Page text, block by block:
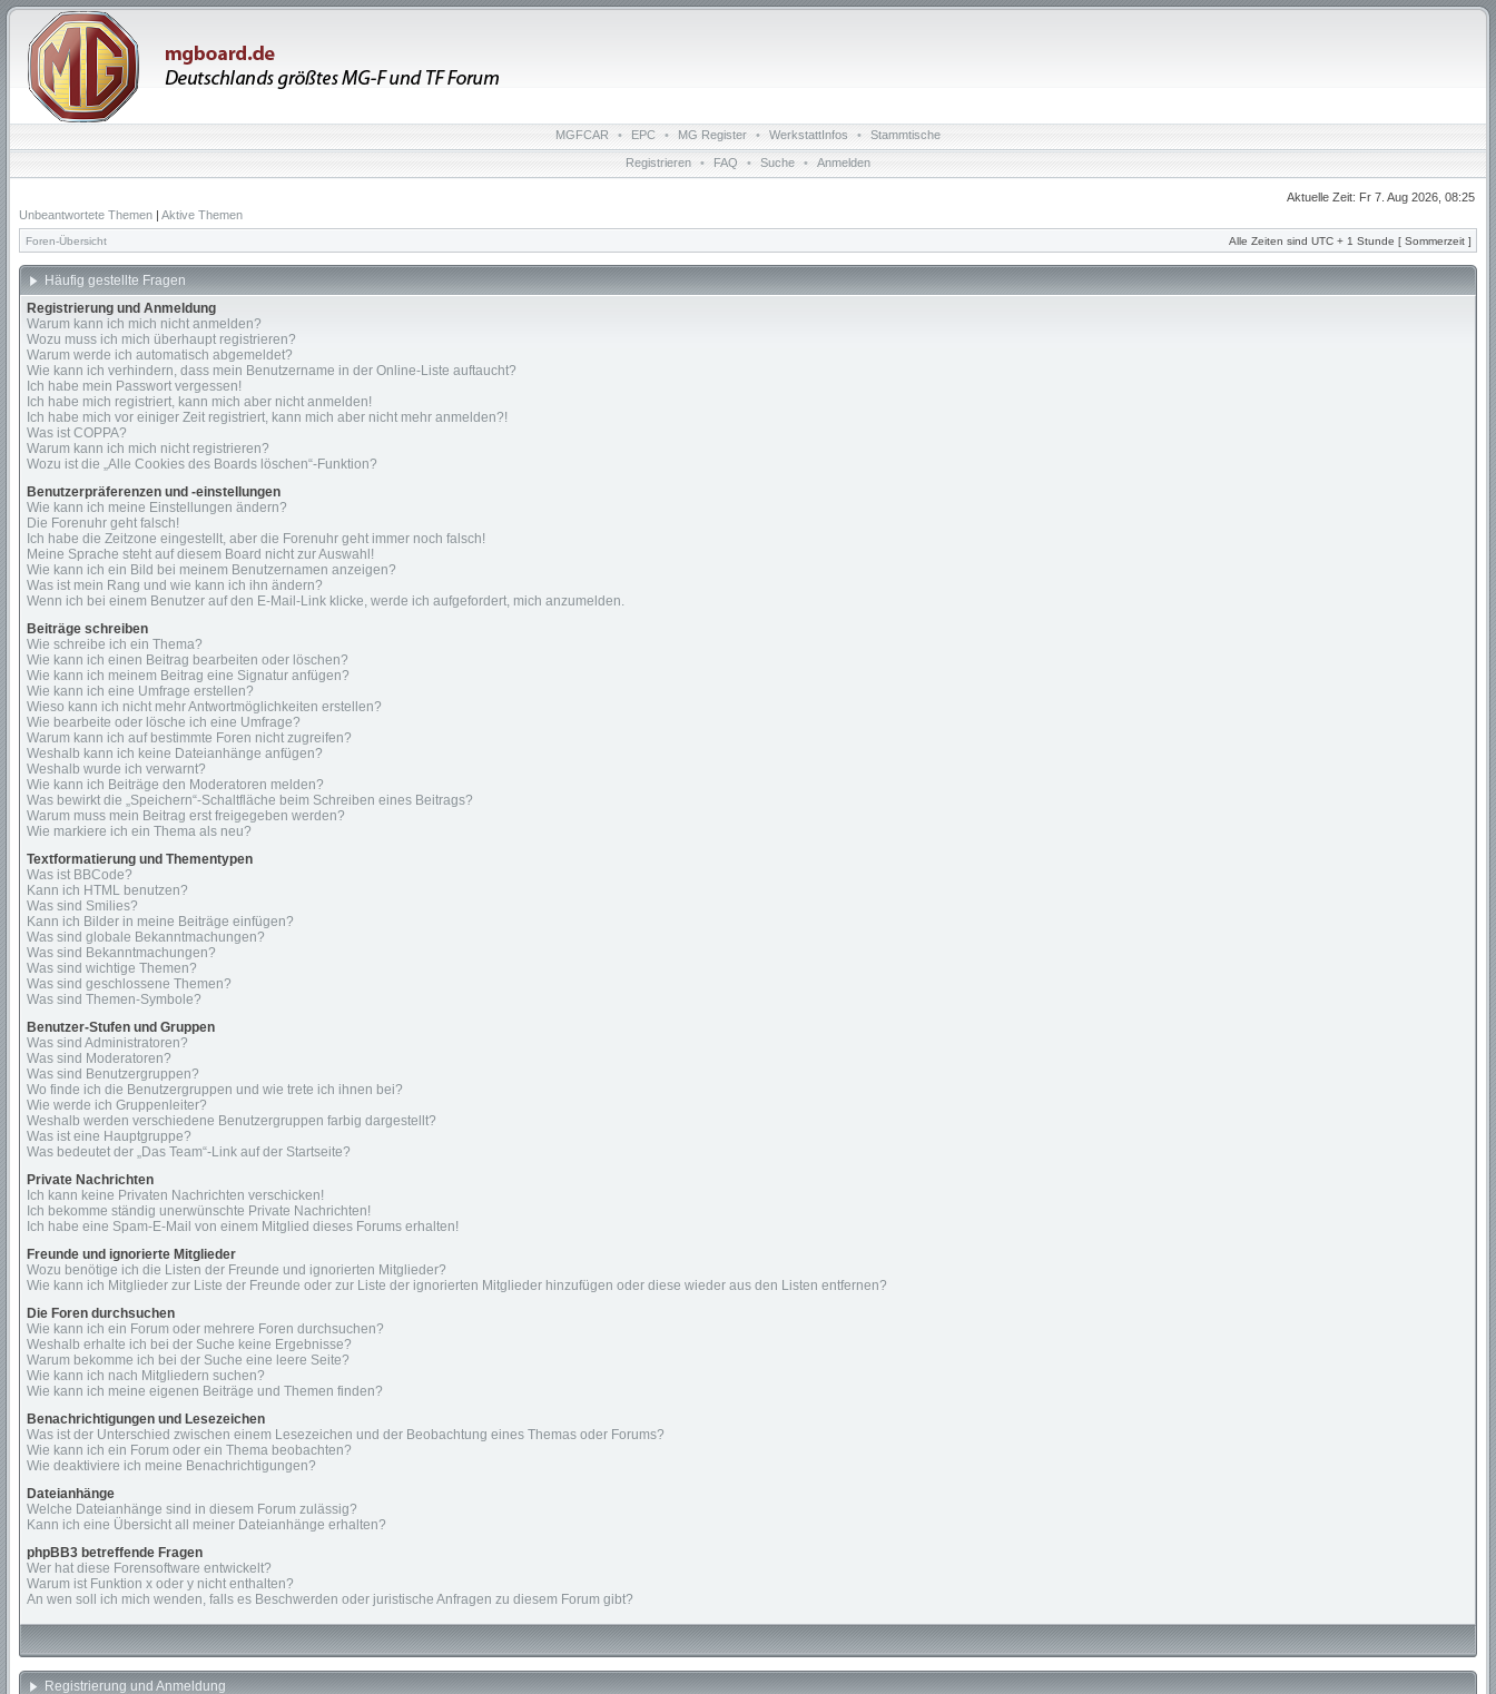
MGFCAR • EPC • MG Register • WerkstattInfos • Stammtische
Registrieren • FAQ • Suche • Anmelden
Aktuelle Zeit: Fr 7. Aug 2026, 08:25
Unbeantwortete Themen | Aktive Themen
Foren-Übersicht Alle Zeiten sind UTC + 1 Stunde [ Sommerzeit ]
Häufig gestellte Fragen
Registrierung und Anmeldung
Warum kann ich mich nicht anmelden?
Wozu muss ich mich überhaupt registrieren?
Warum werde ich automatisch abgemeldet?
Wie kann ich verhindern, dass mein Benutzername in der Online-Liste auftaucht?
Ich habe mein Passwort vergessen!
Ich habe mich registriert, kann mich aber nicht anmelden!
Ich habe mich vor einiger Zeit registriert, kann mich aber nicht mehr anmelden?!
Was ist COPPA?
Warum kann ich mich nicht registrieren?
Wozu ist die „Alle Cookies des Boards löschen“-Funktion?
Benutzerpräferenzen und -einstellungen
Wie kann ich meine Einstellungen ändern?
Die Forenuhr geht falsch!
Ich habe die Zeitzone eingestellt, aber die Forenuhr geht immer noch falsch!
Meine Sprache steht auf diesem Board nicht zur Auswahl!
Wie kann ich ein Bild bei meinem Benutzernamen anzeigen?
Was ist mein Rang und wie kann ich ihn ändern?
Wenn ich bei einem Benutzer auf den E-Mail-Link klicke, werde ich aufgefordert, mich anzumelden.
Beiträge schreiben
Wie schreibe ich ein Thema?
Wie kann ich einen Beitrag bearbeiten oder löschen?
Wie kann ich meinem Beitrag eine Signatur anfügen?
Wie kann ich eine Umfrage erstellen?
Wieso kann ich nicht mehr Antwortmöglichkeiten erstellen?
Wie bearbeite oder lösche ich eine Umfrage?
Warum kann ich auf bestimmte Foren nicht zugreifen?
Weshalb kann ich keine Dateianhänge anfügen?
Weshalb wurde ich verwarnt?
Wie kann ich Beiträge den Moderatoren melden?
Was bewirkt die „Speichern“-Schaltfläche beim Schreiben eines Beitrags?
Warum muss mein Beitrag erst freigegeben werden?
Wie markiere ich ein Thema als neu?
Textformatierung und Thementypen
Was ist BBCode?
Kann ich HTML benutzen?
Was sind Smilies?
Kann ich Bilder in meine Beiträge einfügen?
Was sind globale Bekanntmachungen?
Was sind Bekanntmachungen?
Was sind wichtige Themen?
Was sind geschlossene Themen?
Was sind Themen-Symbole?
Benutzer-Stufen und Gruppen
Was sind Administratoren?
Was sind Moderatoren?
Was sind Benutzergruppen?
Wo finde ich die Benutzergruppen und wie trete ich ihnen bei?
Wie werde ich Gruppenleiter?
Weshalb werden verschiedene Benutzergruppen farbig dargestellt?
Was ist eine Hauptgruppe?
Was bedeutet der „Das Team“-Link auf der Startseite?
Private Nachrichten
Ich kann keine Privaten Nachrichten verschicken!
Ich bekomme ständig unerwünschte Private Nachrichten!
Ich habe eine Spam-E-Mail von einem Mitglied dieses Forums erhalten!
Freunde und ignorierte Mitglieder
Wozu benötige ich die Listen der Freunde und ignorierten Mitglieder?
Wie kann ich Mitglieder zur Liste der Freunde oder zur Liste der ignorierten Mitglieder hinzufügen oder diese wieder aus den Listen entfernen?
Die Foren durchsuchen
Wie kann ich ein Forum oder mehrere Foren durchsuchen?
Weshalb erhalte ich bei der Suche keine Ergebnisse?
Warum bekomme ich bei der Suche eine leere Seite?
Wie kann ich nach Mitgliedern suchen?
Wie kann ich meine eigenen Beiträge und Themen finden?
Benachrichtigungen und Lesezeichen
Was ist der Unterschied zwischen einem Lesezeichen und der Beobachtung eines Themas oder Forums?
Wie kann ich ein Forum oder ein Thema beobachten?
Wie deaktiviere ich meine Benachrichtigungen?
Dateianhänge
Welche Dateianhänge sind in diesem Forum zulässig?
Kann ich eine Übersicht all meiner Dateianhänge erhalten?
phpBB3 betreffende Fragen
Wer hat diese Forensoftware entwickelt?
Warum ist Funktion x oder y nicht enthalten?
An wen soll ich mich wenden, falls es Beschwerden oder juristische Anfragen zu diesem Forum gibt?
Registrierung und Anmeldung